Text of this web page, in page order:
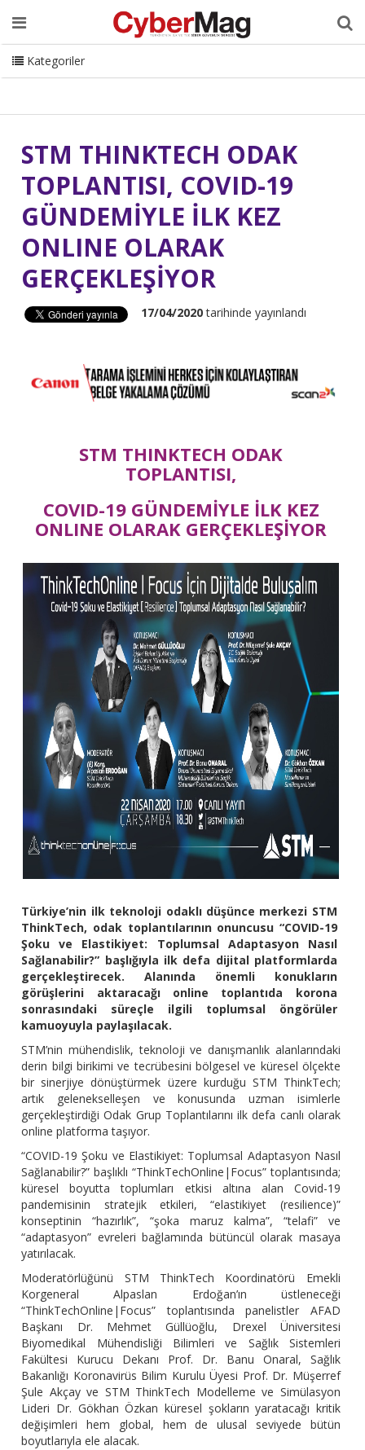
Ana Sayfa Hakkımızda Dergi Editörden
Danışmanlık
ISC Turkey Sizden Gelenler
İletişim
CyberMag Logo
Kategoriler
STM THINKTECH ODAK
TOPLANTISI, COVID-19
GÜNDEMİYLE İLK KEZ
ONLINE OLARAK
GERÇEKLEŞİYOR
17/04/2020tarihinde yayınlandı
STM THINKTECH ODAK
TOPLANTISI,
COVID-19 GÜNDEMİYLE İLK KEZ
ONLINE OLARAK GERÇEKLEŞİYOR
Türkiye’nin ilk teknoloji odaklı düşünce merkezi STM
ThinkTech, odak toplantılarının onuncusu “COVID-19
Şoku ve Elastikiyet: Toplumsal Adaptasyon Nasıl
Sağlanabilir?” başlığıyla ilk defa dijital platformlarda
gerçekleştirecek. Alanında önemli konukların
görüşlerini aktaracağı online toplantıda korona
sonrasındaki süreçle ilgili toplumsal öngörüler
kamuoyuyla paylaşılacak.
STM’nin mühendislik, teknoloji ve danışmanlık alanlarındaki
derin bilgi birikimi ve tecrübesini bölgesel ve küresel ölçekte
bir sinerjiye dönüştürmek üzere kurduğu STM ThinkTech;
artık gelenekselleşen ve konusunda uzman isimlerle
gerçekleştirdiği Odak Grup Toplantılarını ilk defa canlı olarak
online platforma taşıyor.
“COVID-19 Şoku ve Elastikiyet: Toplumsal Adaptasyon Nasıl
Sağlanabilir?” başlıklı “ThinkTechOnline|Focus” toplantısında;
küresel boyutta toplumları etkisi altına alan Covid-19
pandemisinin stratejik etkileri, “elastikiyet (resilience)”
konseptinin “hazırlık”, “şoka maruz kalma”, “telafi” ve
“adaptasyon” evreleri bağlamında bütüncül olarak masaya
yatırılacak.
Moderatörlüğünü STM ThinkTech Koordinatörü Emekli
Korgeneral Alpaslan Erdoğan’ın üstleneceği
“ThinkTechOnline|Focus” toplantısında panelistler AFAD
Başkanı Dr. Mehmet Güllüoğlu, Drexel Üniversitesi
Biyomedikal Mühendisliği Bilimleri ve Sağlık Sistemleri
Fakültesi Kurucu Dekanı Prof. Dr. Banu Onaral, Sağlık
Bakanlığı Koronavirüs Bilim Kurulu Üyesi Prof. Dr. Müşerref
Şule Akçay ve STM ThinkTech Modelleme ve Simülasyon
Lideri Dr. Gökhan Özkan küresel şokların yaratacağı kritik
değişimleri hem global, hem de ulusal seviyede bütün
boyutlarıyla ele alacak.